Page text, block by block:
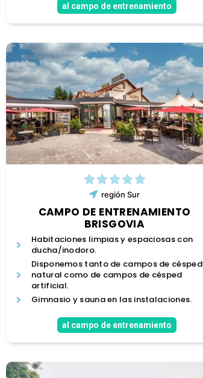
al campo de entrenamiento
región Sur
CAMPO DE ENTRENAMIENTO
BRISGOVIA
Habitaciones limpias y espaciosas con
ducha/inodoro.
Disponemos tanto de campos de césped
natural como de campos de césped
artificial.
Gimnasio y sauna en las instalaciones.
al campo de entrenamiento